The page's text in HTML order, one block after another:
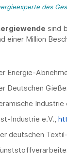
des
sind
einer Million
Energie-
Deutschen
Industrie
Industrie e.V.,
deutschen